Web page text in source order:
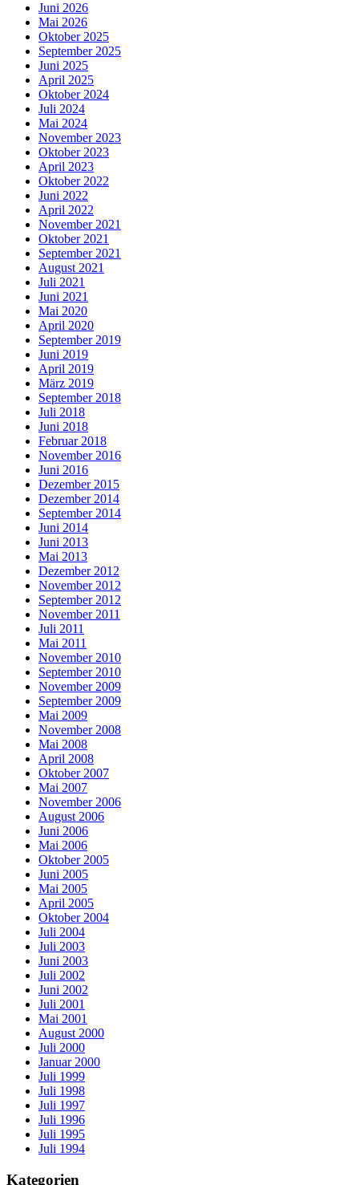
Juni 2026
Mai 2026
Oktober 2025
September 2025
Juni 2025
April 2025
Oktober 2024
Juli 2024
Mai 2024
November 2023
Oktober 2023
April 2023
Oktober 2022
Juni 2022
April 2022
November 2021
Oktober 2021
September 2021
August 2021
Juli 2021
Juni 2021
Mai 2020
April 2020
September 2019
Juni 2019
April 2019
März 2019
September 2018
Juli 2018
Juni 2018
Februar 2018
November 2016
Juni 2016
Dezember 2015
Dezember 2014
September 2014
Juni 2014
Juni 2013
Mai 2013
Dezember 2012
November 2012
September 2012
November 2011
Juli 2011
Mai 2011
November 2010
September 2010
November 2009
September 2009
Mai 2009
November 2008
Mai 2008
April 2008
Oktober 2007
Mai 2007
November 2006
August 2006
Juni 2006
Mai 2006
Oktober 2005
Juni 2005
Mai 2005
April 2005
Oktober 2004
Juli 2004
Juli 2003
Juni 2003
Juli 2002
Juni 2002
Juli 2001
Mai 2001
August 2000
Juli 2000
Januar 2000
Juli 1999
Juli 1998
Juli 1997
Juli 1996
Juli 1995
Juli 1994
Kategorien